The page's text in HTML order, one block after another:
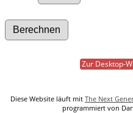
Zur Desktop-
Diese Website läuft mit The Next
programmiert von